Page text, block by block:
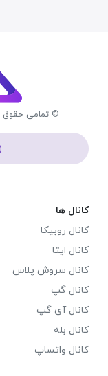
© تمامی حقوق
کانال ها
کانال روبیکا
کانال ایتا
کانال سروش پلاس
کانال گپ
کانال آی گپ
کانال بله
کانال واتساپ